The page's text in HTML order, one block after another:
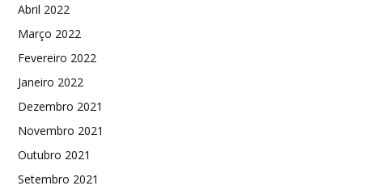
Abril 2022
Março 2022
Fevereiro 2022
Janeiro 2022
Dezembro 2021
Novembro 2021
Outubro 2021
Setembro 2021